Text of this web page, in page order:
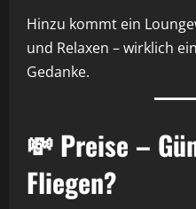
Hinzu kommt ein
und Relaxen – wirklich
Gedanke.
💸 Preise –
Fliegen?